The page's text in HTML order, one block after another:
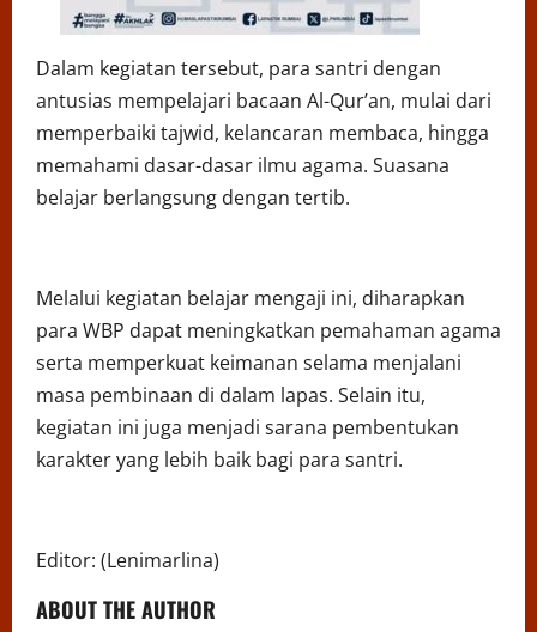
Dalam kegiatan tersebut, para santri dengan
antusias mempelajari bacaan Al-Qur’an, mulai dari
memperbaiki tajwid, kelancaran membaca, hingga
memahami dasar-dasar ilmu agama. Suasana
belajar berlangsung dengan tertib.
Melalui kegiatan belajar mengaji ini, diharapkan
para WBP dapat meningkatkan pemahaman agama
serta memperkuat keimanan selama menjalani
masa pembinaan di dalam lapas. Selain itu,
kegiatan ini juga menjadi sarana pembentukan
karakter yang lebih baik bagi para santri.
Editor: (Lenimarlina)
ABOUT THE AUTHOR